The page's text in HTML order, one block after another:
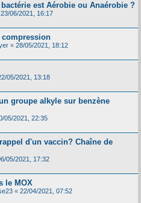
est Aérobie ou Anaérobie ?
23/06/2021, 16:17
compression
« 28/05/2021, 18:12
05/2021, 13:18
groupe alkyle sur benzène
05/2021, 22:35
d'un vaccin? Chaîne de
05/2021, 17:32
le MOX
« 22/04/2021, 07:52